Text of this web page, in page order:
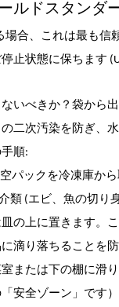
ルドスタンダ
場合、これは最も
止状態に保ちます
いべきか？袋から
二次汚染を防ぎ、
順:
パックを冷凍庫か
類 (エビ、魚の切り
の上に置きます。
滴り落ちることを防
または下の棚に滑
安全ゾーン」です